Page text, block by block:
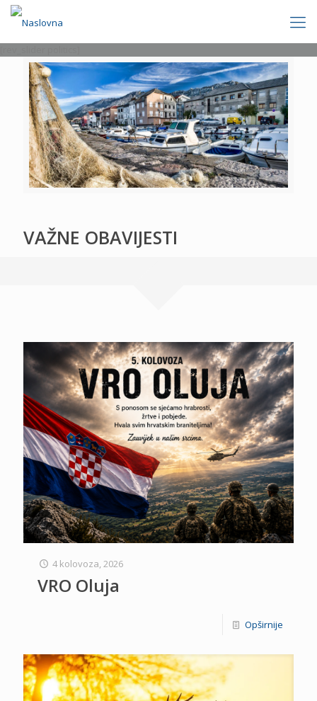
VAŽNE OBAVIJESTI
4 kolovoza, 2026
VRO Oluja
Opširnije